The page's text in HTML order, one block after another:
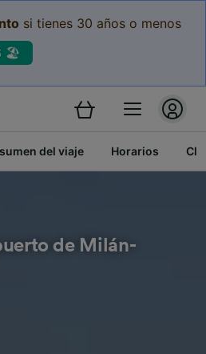
si tienes 30 años o menos
🏖️
del viaje Horarios
de Milán-